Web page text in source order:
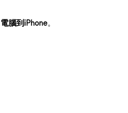
電腦到iPhone。